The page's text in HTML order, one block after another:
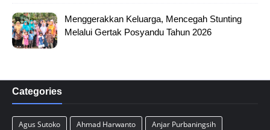
Menggerakkan Keluarga, Mencegah Stunting
Melalui Gertak Posyandu Tahun 2026
Categories
Agus Sutoko Ahmad Harwanto
Anjar Purbaningsih